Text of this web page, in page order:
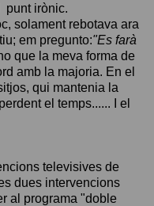
punt irònic.
solament rebotava ara
em pregunto:"Es farà
que la meva forma de
amb la majoria. En el
qui mantenia la
el temps...... I el
televisives de
dues intervencions
al programa "doble